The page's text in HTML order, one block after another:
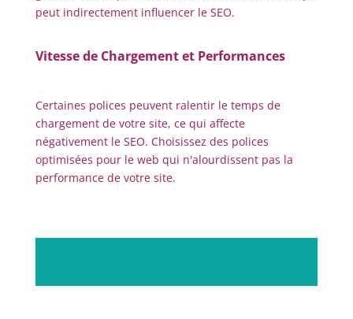
peut indirectement influencer le SEO.
Vitesse de Chargement et Performances
Certaines polices peuvent ralentir le temps de
chargement de votre site, ce qui affecte
négativement le SEO. Choisissez des polices
optimisées pour le web qui n'alourdissent pas la
performance de votre site.